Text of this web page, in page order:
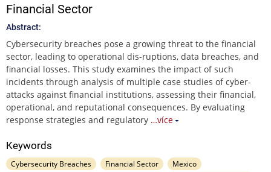
Financial Sector
Abstract:
Cybersecurity breaches pose a growing threat to the financial
sector, leading to operational dis-ruptions, data breaches, and
financial losses. This study examines the impact of such
incidents through analysis of multiple case studies of cyber-
attacks against financial institutions, assessing their financial,
operational, and reputational consequences. By evaluating
response strategies and regulatory …více
Keywords
Cybersecurity Breaches Financial Sector
Mexico